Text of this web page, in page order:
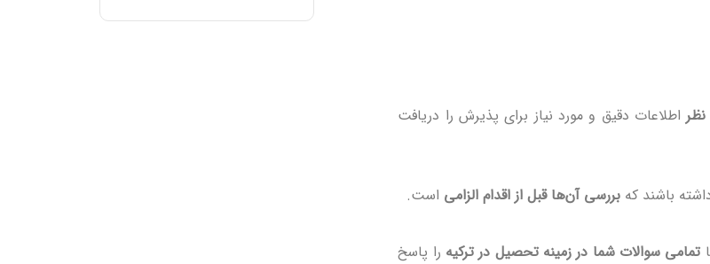
اطلاعات دقیق و مورد نیاز برای پذیرش را دریافت
باشند کهبررسی آن‌ها قبل از اقدام الزامی است.
تمامی سوالات شما در زمینه تحصیل در ترکیه را پاسخ